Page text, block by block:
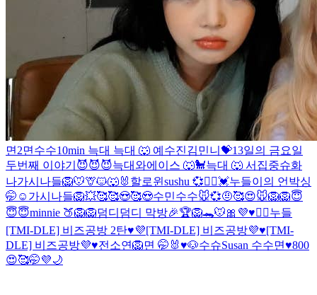
면2면 수수10min 늑대 늑대 🐺 예 수진김민니💝13일의 금요일
두번째 이야기😈😈😈늑대와에이스 🐺🐩늑대 🐺 서집중슈화
나가시나들🦁🐭🦒🐱🐺🐰할로윈 sushu 💞👯‍♀️💓누들이의 언박싱
🤭☺ 가시나들🦁💥🥰🥰😍🥰😍수민수수🐭💞🤨🥰😍🐭🦁🦁😇
😇😇minnie 🍑🦁🦁덤디덤디 막방🎉🏆🦁🐊🐭🎀 💜♥️🙇‍♀️누들
[TMI-DLE] 비즈공방 2탄♥️💜[TMI-DLE] 비즈공방💜♥️[TMI-
DLE] 비즈공방💜♥️전소연🦁면 🤭 🐰♥️🐶수슈Susan 수수면♥️800
😍🥰🤭💜🌙